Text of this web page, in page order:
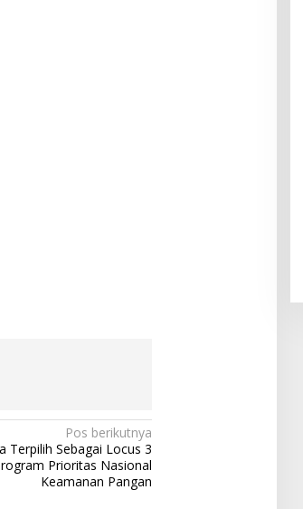
Pos berikutnya
Terpilih Sebagai Locus 3
Prioritas Nasional
Keamanan Pangan